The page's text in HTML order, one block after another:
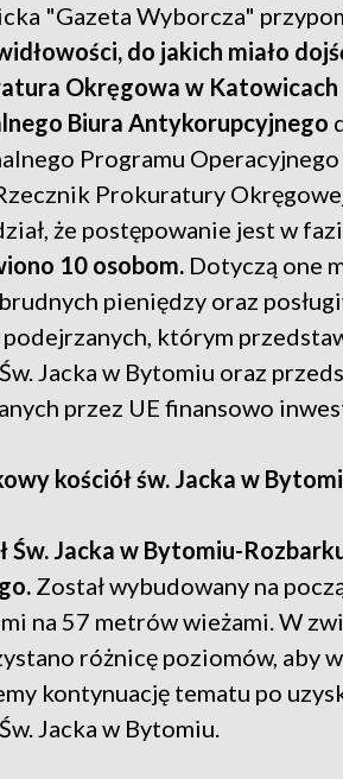
"Gazeta Wyborcza"
do jakich miało
Okręgowa w Katowicach
Biura Antykorupcyjnego
Programu
Prokuratury
że postępowanie jest w
10 osobom. Dotyczą one
pieniędzy oraz
którym
Jacka w Bytomiu oraz
przez UE finansowo
kościół św. Jacka w
Św. Jacka w Bytomiu-
Został wybudowany na
na 57 metrów wieżami. W
różnicę poziomów, aby
kontynuację tematu po
Jacka w Bytomiu.